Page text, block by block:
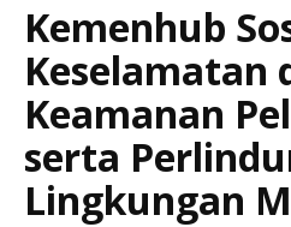
Kemenhub
Keselamatan
Keamanan
serta
Lingkungan